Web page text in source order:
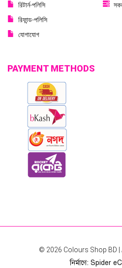
রিটার্ন-পলিসি
রিফান্ড-পলিসি
যোগাযোগ
PAYMENT METHODS
© 2026 Colours Shop BD |
নির্মাণে: Spider